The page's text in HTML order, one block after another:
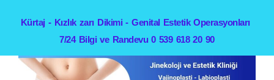
Kürtaj - Kızlık zarı Dikimi - Genital Estetik Operasyonları
7/24 Bilgi ve Randevu 0 539 618 20 90